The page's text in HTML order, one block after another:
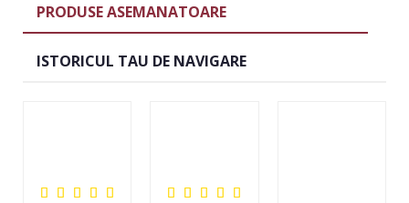
PRODUSE ASEMANATOARE
ISTORICUL TAU DE NAVIGARE